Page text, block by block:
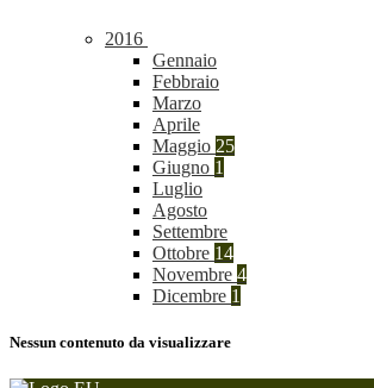
2016
Gennaio
Febbraio
Marzo
Aprile
Maggio 25
Giugno 1
Luglio
Agosto
Settembre
Ottobre 14
Novembre 4
Dicembre 1
Nessun contenuto da visualizzare